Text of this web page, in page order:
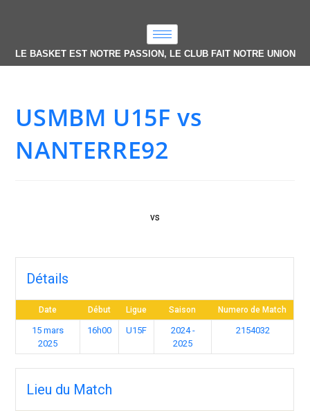
LE BASKET EST NOTRE PASSION, LE CLUB FAIT NOTRE UNION
USMBM U15F vs
NANTERRE92
vs
Détails
Date Début Ligue Saison Numero de Match
15 mars
2025
16h00 U15F
2024 -
2025
2154032
Lieu du Match